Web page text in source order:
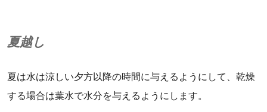
夏越し
夏は水は涼しい夕方以降の時間に与えるようにして、乾燥
する場合は葉水で水分を与えるようにします。